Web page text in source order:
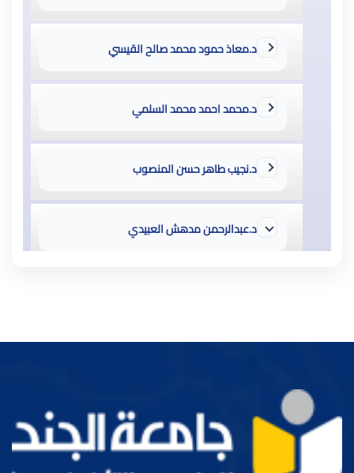
د.معاذ حمود محمد صالح القيسي
د.محمد احمد محمد السلمي
د.نجيب طاهر حسن المنصوب
د.عبدالرحمن مدهش العبيدي